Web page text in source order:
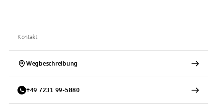
Kontakt
Wegbeschreibung
+49 7231 99-5880